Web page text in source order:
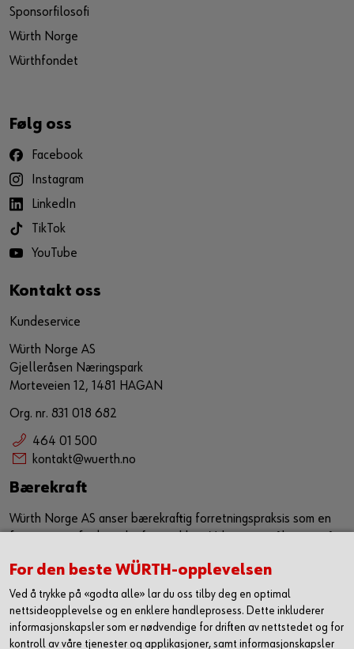
Sponsorfilosofi
Würth Norge
Würthfondet
Følg oss
Facebook
Instagram
LinkedIn
TikTok
YouTube
Kontakt oss
Kundeservice
Würth Norge AS
Gjelleråsen Næringspark
Morteveien 12, 1481 HAGAN
Org. nr. 831 018 682
464 01 500
kontakt@wuerth.no
Bærekraft
Würth Norge AS anser bærekraftig forretningspraksis som en
jobber sammen med vår eksiterende strategi for å ytterligere
forbedre, samt utvikle våre leveranser i markedet. Vi ønsker
med dette å utgjøre en positiv påvirkning både på samfunn og
miljø.
For den beste WÜRTH-opplevelsen
Ved å trykke på «godta alle» lar du oss tilby deg en optimal
nettsideopplevelse og en enklere handleprosess. Dette inkluderer
informasjonskapsler som er nødvendige for driften av nettstedet og for
kontroll av våre tjenester og applikasjoner, samt informasjonskapsler